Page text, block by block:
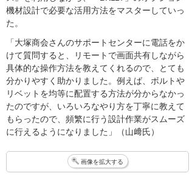
機材設計で必要な活用方法をマスターしていっ
た。
「大塚商会さんのサポートセンターに電話をか
けて質問すると、リモートで画面共有しながら
具体的な操作方法を教えてくれるので、とても
分かりやすく助かりました。例えば、ボルトや
リベットを均等に配置する方法が分からなかっ
たのですが、いろいろなやり方を丁寧に教えて
もらったので、頻繁に行う設計作業がスムーズ
に行えるようになりました」（山﨑氏）
画像を拡大する